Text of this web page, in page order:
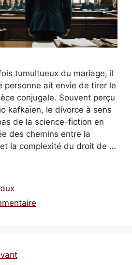
tumultueux du mariage, il
personne ait envie de tirer le
conjugale. Souvent perçu
kafkaïen, le divorce à sens
de la science-fiction en
des chemins entre la
la complexité du droit de …